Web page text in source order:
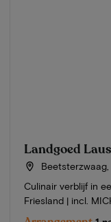
Landgoed
Culinair verblijf in
Friesland | incl.